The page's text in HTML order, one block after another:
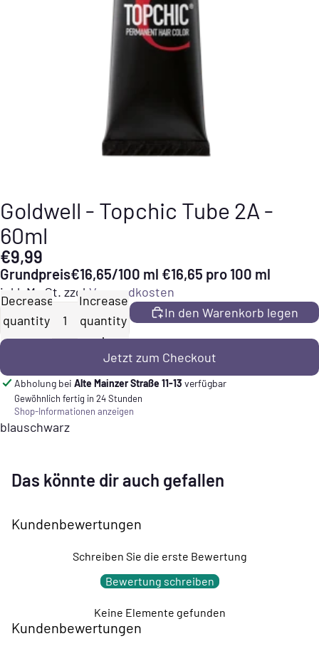
Goldwell - Topchic Tube 2A -
60ml
€9,99
Grundpreis€16,65/100 ml €16,65 pro 100 ml
inkl. MwSt. zzgl. Versandkosten
Decrease
quantity
Increase
quantity
In den Warenkorb legen
Jetzt zum Checkout
Abholung bei Alte Mainzer Straße 11-13 verfügbar
Gewöhnlich fertig in 24 Stunden
Shop-Informationen anzeigen
blauschwarz
Das könnte dir auch gefallen
Kundenbewertungen
Schreiben Sie die erste Bewertung
Bewertung schreiben
Keine Elemente gefunden
Kundenbewertungen